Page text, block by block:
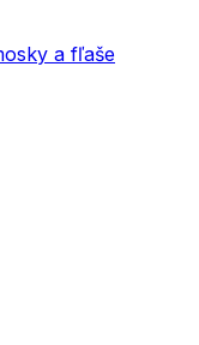
a fľaše